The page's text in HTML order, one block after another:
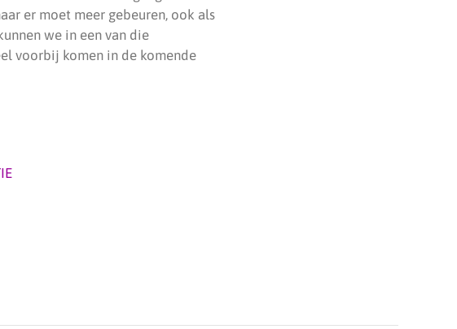
er moet meer gebeuren, ook als
we in een van die
voorbij komen in de komende